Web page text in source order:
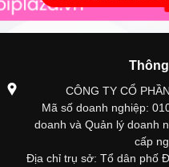
CÔNG TY CỔ
Mã số doanh nghiệp:
doanh và Quản lý doanh
cấp
Địa chỉ trụ sở: Tổ dân phố